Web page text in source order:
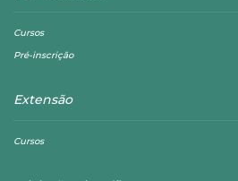
Cursos
Pré-inscrição
Extensão
Cursos